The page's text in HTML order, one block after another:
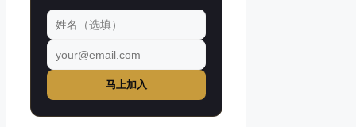
马上加入